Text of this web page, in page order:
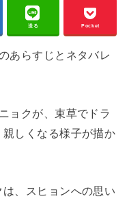
送る Pocket
あらすじとネタバレ
ョクが、束草でドラ
しくなる様子が描か
、スヒョンへの思い